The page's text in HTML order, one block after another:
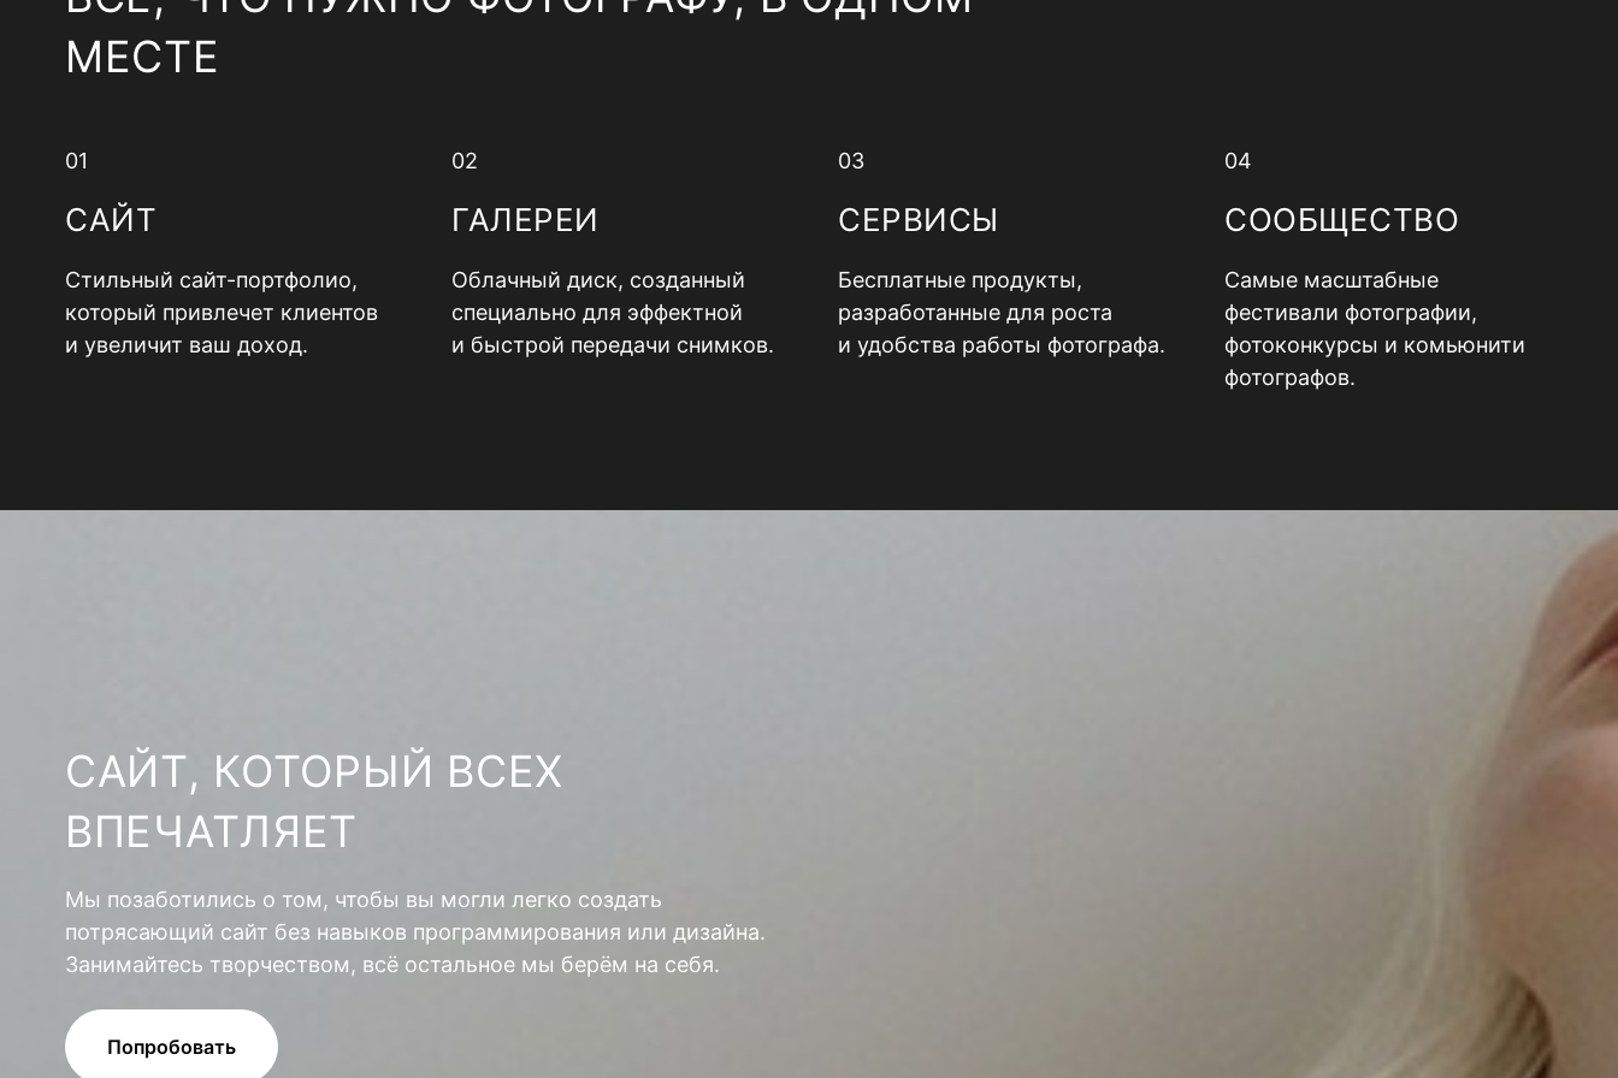
МЕСТЕ
01
САЙТ
Стильный сайт-портфолио,
который привлечет клиентов
и увеличит ваш доход.
02
ГАЛЕРЕИ
Облачный диск, созданный
специально для эффектной
и быстрой передачи снимков.
03
СЕРВИСЫ
Бесплатные продукты,
разработанные для роста
и удобства работы фотографа.
04
СООБЩЕСТВО
Самые масштабные
фестивали фотографии,
фотоконкурсы и комьюнити
фотографов.
САЙТ, КОТОРЫЙ ВСЕХ
ВПЕЧАТЛЯЕТ
Мы позаботились о том, чтобы вы могли легко создать
потрясающий сайт без навыков программирования или дизайна.
Занимайтесь творчеством, всё остальное мы берём на себя.
Попробовать